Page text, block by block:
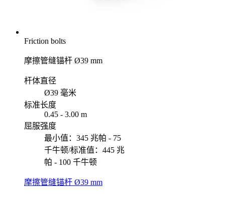
Friction bolts
摩擦管缝锚杆 Ø39 mm
杆体直径
Ø39 毫米
标准长度
0.45 - 3.00 m
屈服强度
最小值：345 兆帕 - 75
千牛顿/标准值：445 兆
帕 - 100 千牛顿
摩擦管缝锚杆 Ø39 mm